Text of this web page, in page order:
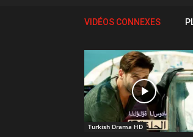
VIDÉOS CONNEXES
Turkish Drama HD